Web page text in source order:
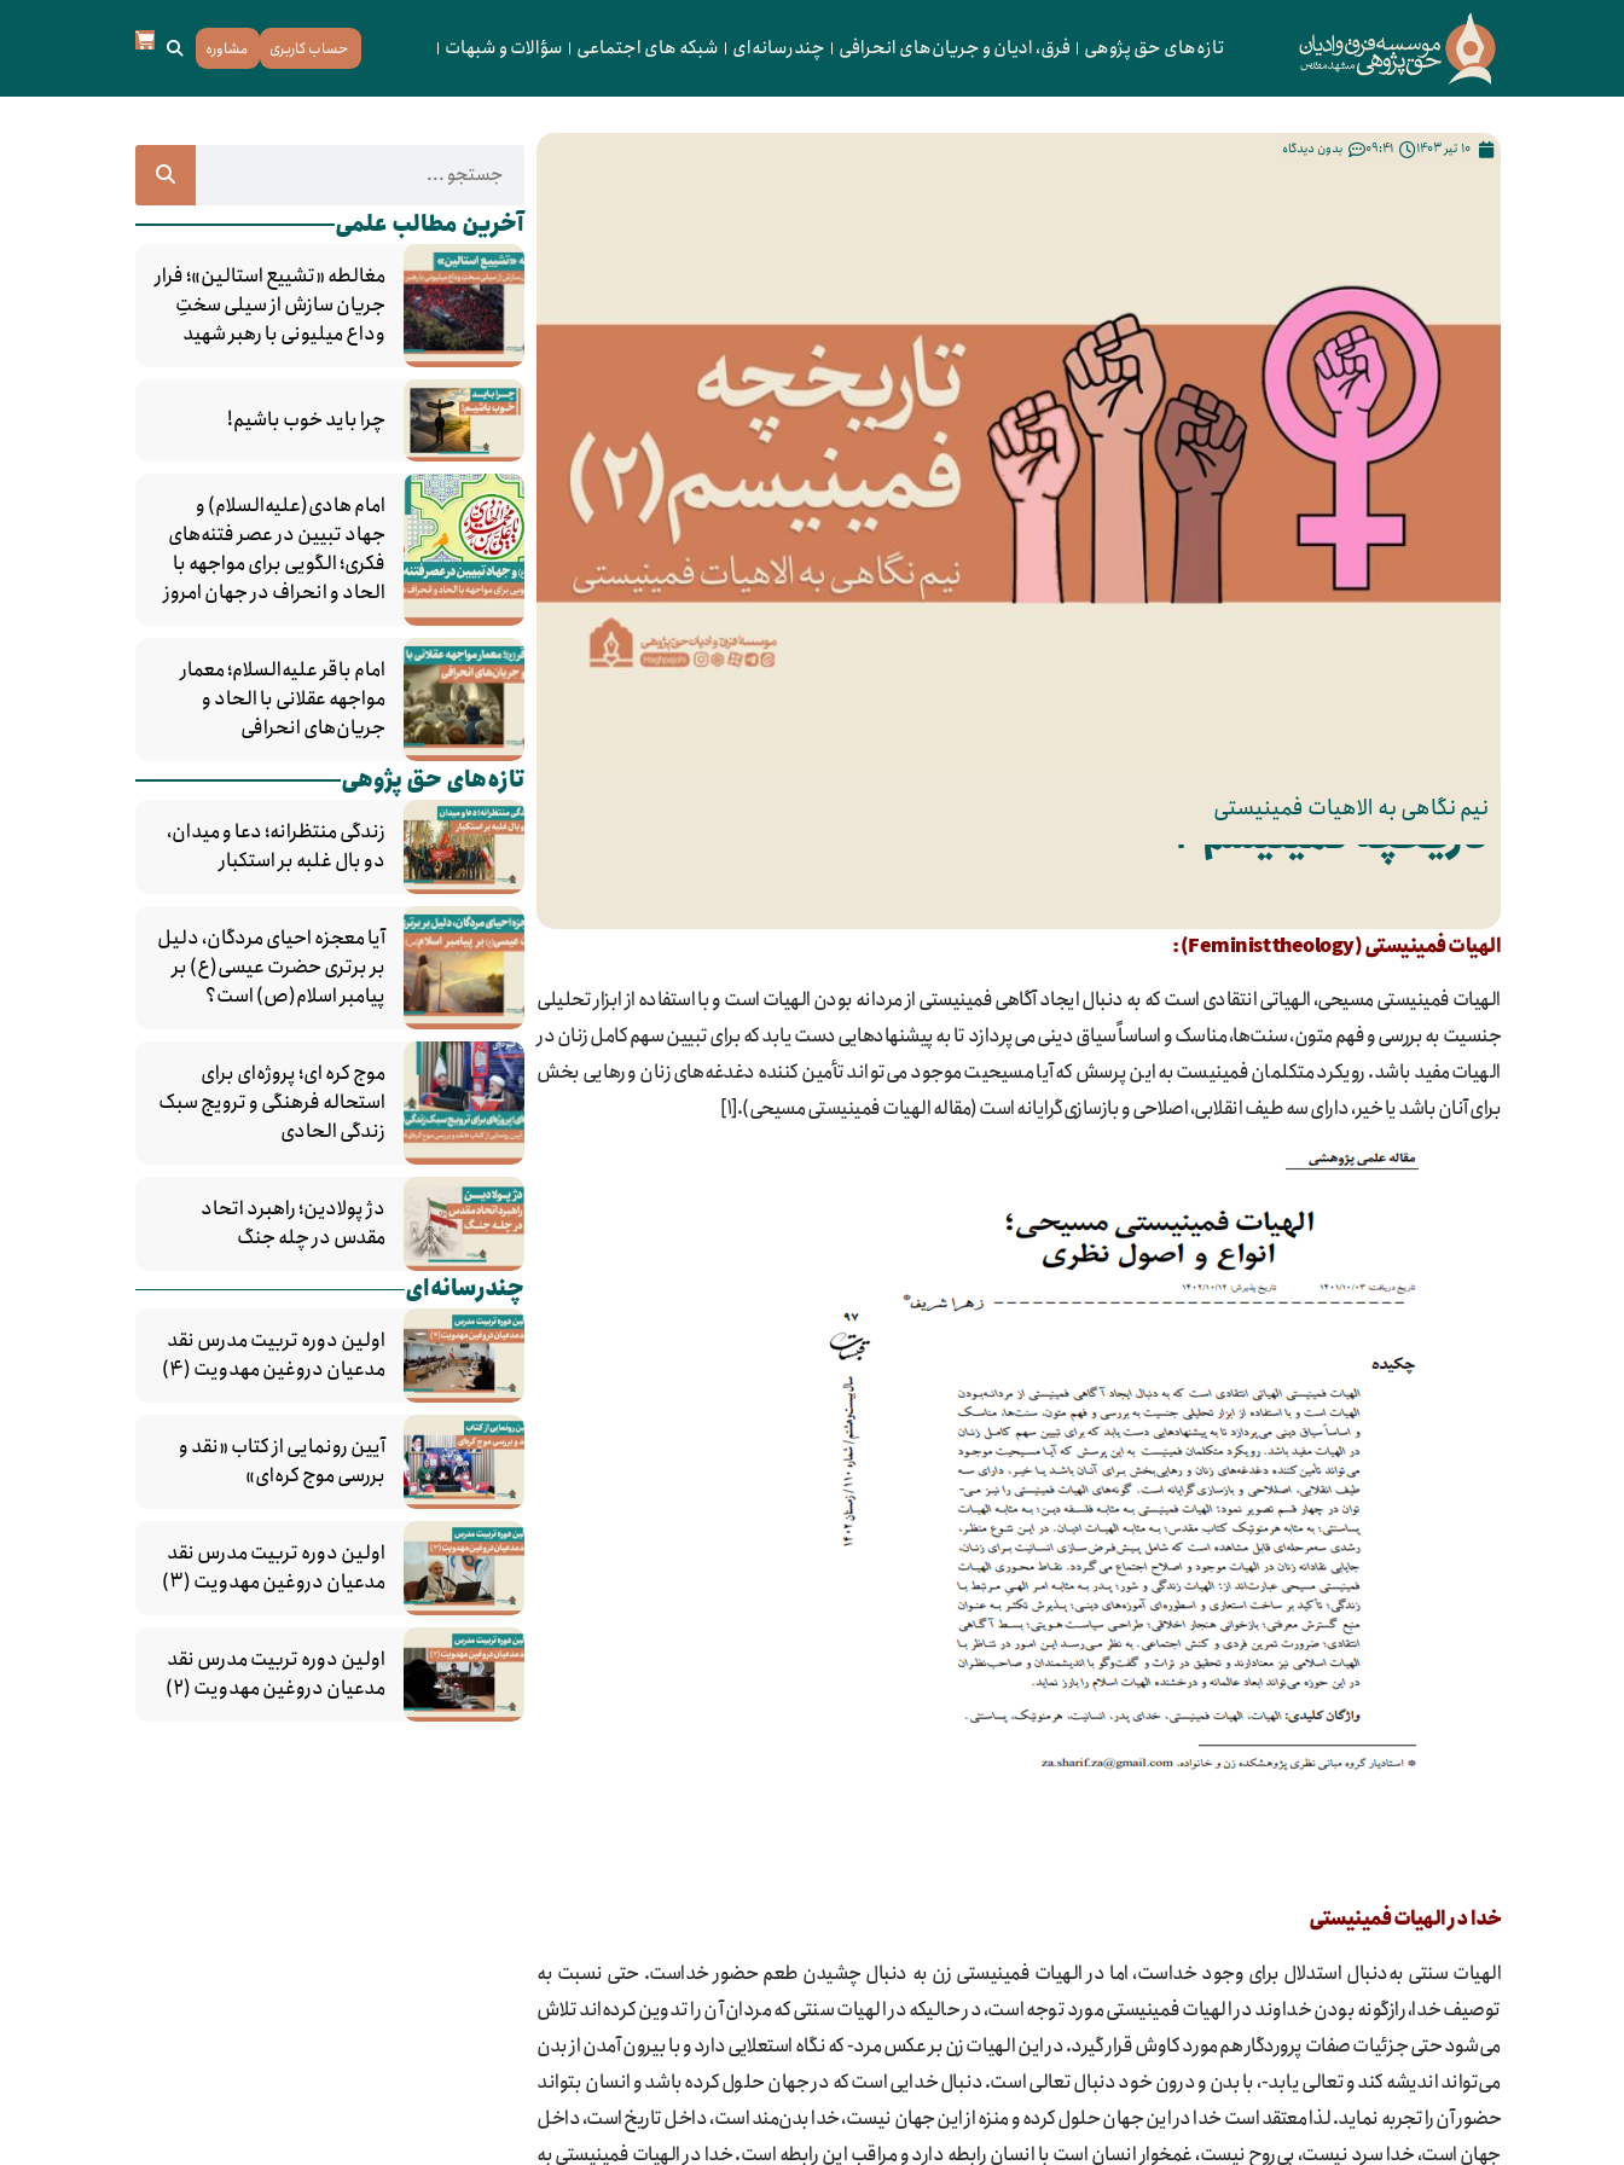
تازه‌های حق پژوهی فرق، ادیان و جریان‌های انحرافی چندرسانه‌ای شبکه های اجتماعی سؤالات و شبهات حساب کاربری مشاوره
10 تیر 1403 09:41 بدون دیدگاه
نیم نگاهی به الاهیات فمینیستی
تاریخچه فمینیسم 2
الهیات فمینیستی (Feminist theology
):
الهيات فمینیستی مسیحی، الهیاتی انتقادی است که به دنبال ایجاد آگاهی فمینیستی از مردانه بودن الهیات است و با استفاده از ابزار تحلیلی
جنسیت به بررسی و فهم متون، سنت‌ها، مناسک و اساساً سیاق دینی می‌پردازد تا به پیشنهادهایی دست یابد که برای تبیین سهم کامل زنان در
الهیات مفید باشد. رویکرد متکلمان فمینیست به این پرسش که آیا مسیحیت موجود می‌تواند تأمین کننده دغدغه‌های زنان و رهایی بخش
برای آنان باشد یا خیر، دارای سه طیف انقلابی، اصلاحی و بازسازی‌گرایانه است (مقاله الهیات فمینیستی مسیحی).[1]
خدا در الهیات فمینیستی
الهیات سنتی به‌دنبال استدلال برای وجود خداست، اما در الهیات فمینیستی زن به دنبال چشیدن طعم حضور خداست. حتی نسبت به
توصیف خدا، رازگونه بودن خداوند در الهیات فمینیستی مورد توجه است، در حالیکه در الهیات سنتی که مردان آن را تدوین کرده‌اند تلاش
می‌شود حتی جزئیات صفات پروردگار هم مورد کاوش قرار گیرد. در این الهیات زن بر عکس مرد- که نگاه استعلایی دارد و با بیرون آمدن از بدن
می‌تواند اندیشه کند و تعالی یابد-، با بدن و درون خود دنبال تعالی است. دنبال خدایی است که در جهان حلول کرده باشد و انسان بتواند
حضور آن را تجربه نماید. لذا معتقد است خدا در این جهان حلول کرده و منزه از این جهان نیست، خدا بدن‌مند است، داخل تاریخ است، داخل
جهان است، خدا سرد نیست، بی‌روح نیست، غمخوار انسان است با انسان رابطه دارد و مراقب این رابطه است. خدا در الهیات فمینیستی به
آخرین مطالب علمی
مغالطه «تشییع استالین»؛ فرار
جریان سازش از سیلی سختِ
وداع میلیونی با رهبر شهید
چرا باید خوب باشیم!
امام هادی(علیه‌السلام) و
جهاد تبیین در عصر فتنه‌های
فکری؛ الگویی برای مواجهه با
الحاد و انحراف در جهان امروز
امام باقر علیه‌السلام؛ معمار
مواجهه عقلانی با الحاد و
جریان‌های انحرافی
تازه‌های حق پژوهی
زندگی منتظرانه؛ دعا و میدان،
دو بال غلبه بر استکبار
آیا معجزه احیای مردگان، دلیل
بر برتری حضرت عیسی(ع) بر
پیامبر اسلام(ص) است؟
موج کره‌ ای؛ پروژه‌ای برای
استحاله فرهنگی و ترویج سبک
زندگی الحادی
دژ پولادین؛ راهبرد اتحاد
مقدس در چله جنگ
چندرسانه‌ای
اولین دوره تربیت مدرس نقد
مدعیان دروغین مهدویت (۴)
آیین رونمایی از کتاب «نقد و
بررسی موج کره‌ای»
اولین دوره تربیت مدرس نقد
مدعیان دروغین مهدویت (۳)
اولین دوره تربیت مدرس نقد
مدعیان دروغین مهدویت (۲)